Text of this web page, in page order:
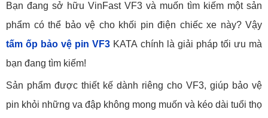
Bạn đang sở hữu VinFast VF3 và muốn tìm kiếm một sản
phẩm có thể bảo vệ cho khối pin điện chiếc xe này? Vậy
tấm ốp bảo vệ pin VF3 KATA chính là giải pháp tối ưu mà
bạn đang tìm kiếm!
Sản phẩm được thiết kế dành riêng cho VF3, giúp bảo vệ
pin khỏi những va đập không mong muốn và kéo dài tuổi thọ